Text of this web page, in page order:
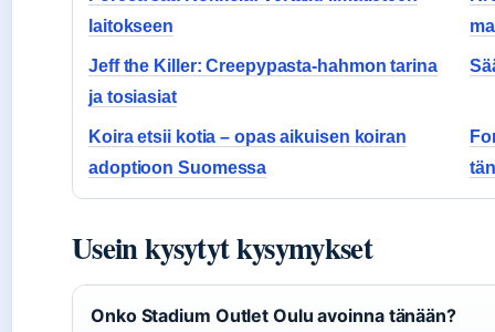
laitokseen
Jeff the Killer: Creepypasta-hahmon tarina
ja tosiasiat
Koira etsii kotia – opas aikuisen koiran
adoptioon Suomessa
Usein kysytyt kysymykset
Onko Stadium Outlet Oulu avoinna tänään?